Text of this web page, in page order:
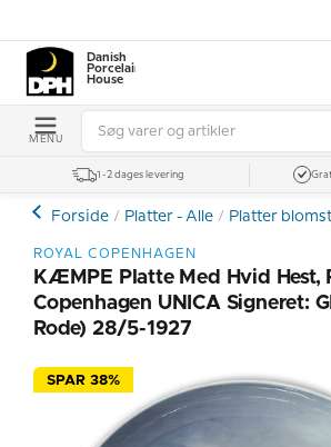
Danish
Porcelain
House
MENU
1-2 dages levering
Forside Platter - Alle Platter
ROYAL COPENHAGEN
KÆMPE Platte Med Hvid Hest,
Copenhagen UNICA Signeret:
Rode) 28/5-1927
SPAR 38%